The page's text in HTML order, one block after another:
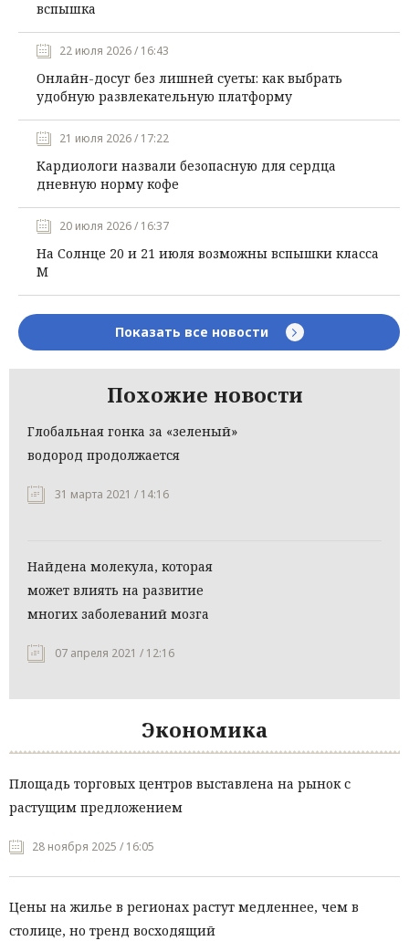
вспышка
22 июля 2026 / 16:43
Онлайн-досуг без лишней суеты: как выбрать
удобную развлекательную платформу
21 июля 2026 / 17:22
Кардиологи назвали безопасную для сердца
дневную норму кофе
20 июля 2026 / 16:37
На Солнце 20 и 21 июля возможны вспышки класса
М
Показать все новости
Похожие новости
Глобальная гонка за «зеленый»
водород продолжается
31 марта 2021 / 14:16
Найдена молекула, которая
может влиять на развитие
многих заболеваний мозга
07 апреля 2021 / 12:16
Экономика
Площадь торговых центров выставлена на рынок с
растущим предложением
28 ноября 2025 / 16:05
Цены на жилье в регионах растут медленнее, чем в
столице, но тренд восходящий